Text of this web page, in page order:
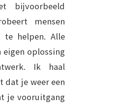
bijvoorbeeld
mensen
helpen. Alle
eigen oplossing
Ik haal
je weer een
je vooruitgang